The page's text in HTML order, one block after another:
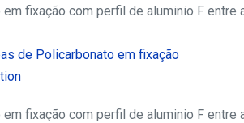
fixação com perfil de aluminio F entre
fixação com perfil de aluminio F entre